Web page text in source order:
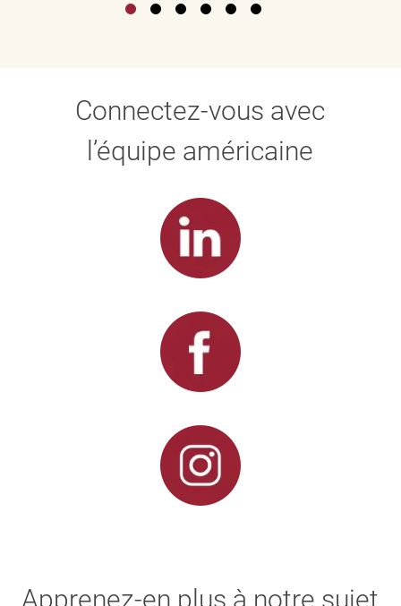
Connectez-vous avec
l’équipe américaine
Apprenez-en plus à notre sujet